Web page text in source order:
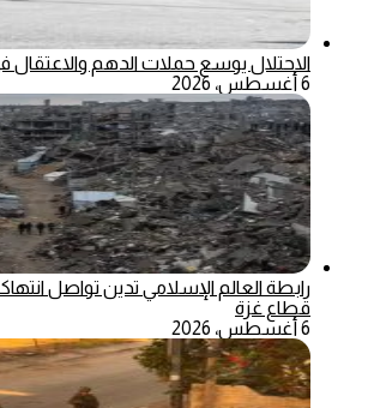
الاحتلال يوسع حملات الدهم والاعتقال
6 أغسطس، 2026
رابطة العالم الإسلامي تدين تواصل
قطاع غزة
6 أغسطس، 2026